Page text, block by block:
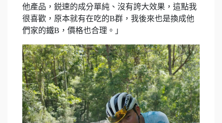
他產品，鋭速的成分單純、沒有誇大效果，這點我
很喜歡，原本就有在吃的B群，我後來也是換成他
們家的鐵B，價格也合理。」